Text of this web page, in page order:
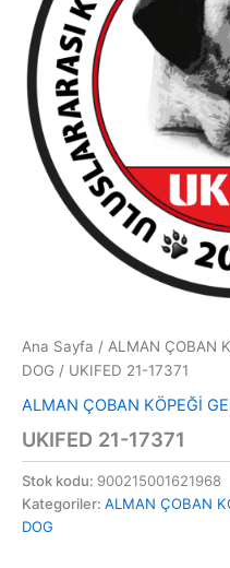
Ana Sayfa / ALMAN ÇOBAN
DOG / UKIFED 21-17371
ALMAN ÇOBAN KÖPEĞİ
UKIFED 21-17371
Stok kodu: 900215001621968
Kategoriler: ALMAN ÇOBAN
DOG